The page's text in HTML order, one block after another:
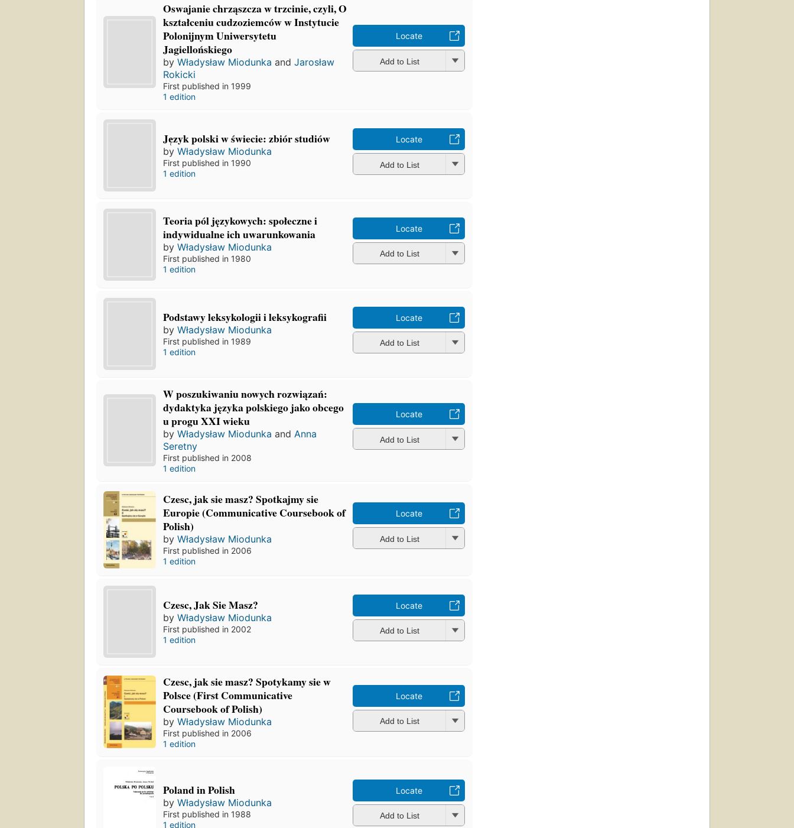
Oswajanie chrząszcza w trzcinie, czyli, O
kształceniu cudzoziemców w Instytucie
Polonijnym Uniwersytetu
Jagiellońskiego
byWładysław Miodunka andJarosław
Rokicki
First published in 1999
1 edition
Locate
Add to List
Je̜zyk polski w świecie: zbiór studiów
byWładysław Miodunka
First published in 1990
1 edition
Locate
Add to List
Teoria pól językowych: społeczne i
indywidualne ich uwarunkowania
byWładysław Miodunka
First published in 1980
1 edition
Locate
Add to List
Podstawy leksykologii i leksykografii
byWładysław Miodunka
First published in 1989
1 edition
Locate
Add to List
W poszukiwaniu nowych rozwiązań:
dydaktyka języka polskiego jako obcego
u progu XXI wieku
byWładysław Miodunka and Anna
Seretny
First published in 2008
1 edition
Locate
Add to List
Czesc, jak sie masz? Spotkajmy sie
Europie (Communicative Coursebook of
Polish)
byWładysław Miodunka
First published in 2006
1 edition
Locate
Add to List
Czesc, Jak Sie Masz?
byWładysław Miodunka
First published in 2002
1 edition
Locate
Add to List
Czesc, jak sie masz? Spotykamy sie w
Polsce (First Communicative
Coursebook of Polish)
byWładysław Miodunka
First published in 2006
1 edition
Locate
Add to List
Poland in Polish
byWładysław Miodunka
First published in 1988
1 edition
Locate
Add to List